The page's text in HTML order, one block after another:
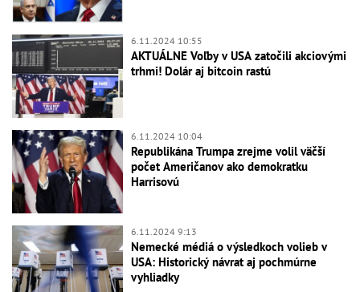
6.11.2024 10:55
AKTUÁLNE Voľby v USA zatočili akciovými
trhmi! Dolár aj bitcoin rastú
6.11.2024 10:04
Republikána Trumpa zrejme volil väčší
počet Američanov ako demokratku
Harrisovú
6.11.2024 9:13
Nemecké médiá o výsledkoch volieb v
USA: Historický návrat aj pochmúrne
vyhliadky